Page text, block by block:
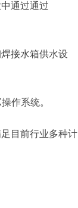
通过通过
接水箱供水设
作系统。
目前行业多种计